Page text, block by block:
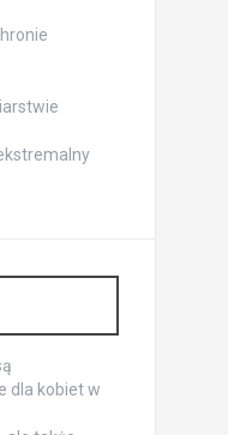
dla kobiet w